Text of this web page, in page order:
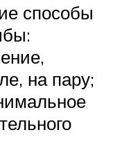
способы
на пару;